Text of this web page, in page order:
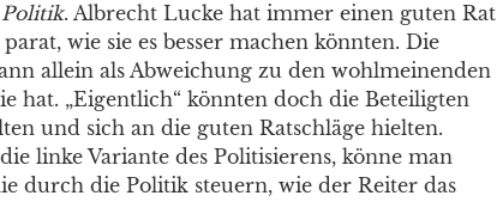
. Albrecht Lucke hat immer einen guten Rat
wie sie es besser machen könnten. Die
allein als Abweichung zu den wohlmeinenden
hat. „Eigentlich“ könnten doch die Beteiligten
und sich an die guten Ratschläge hielten.
linke Variante des Politisierens, könne man
durch die Politik steuern, wie der Reiter das